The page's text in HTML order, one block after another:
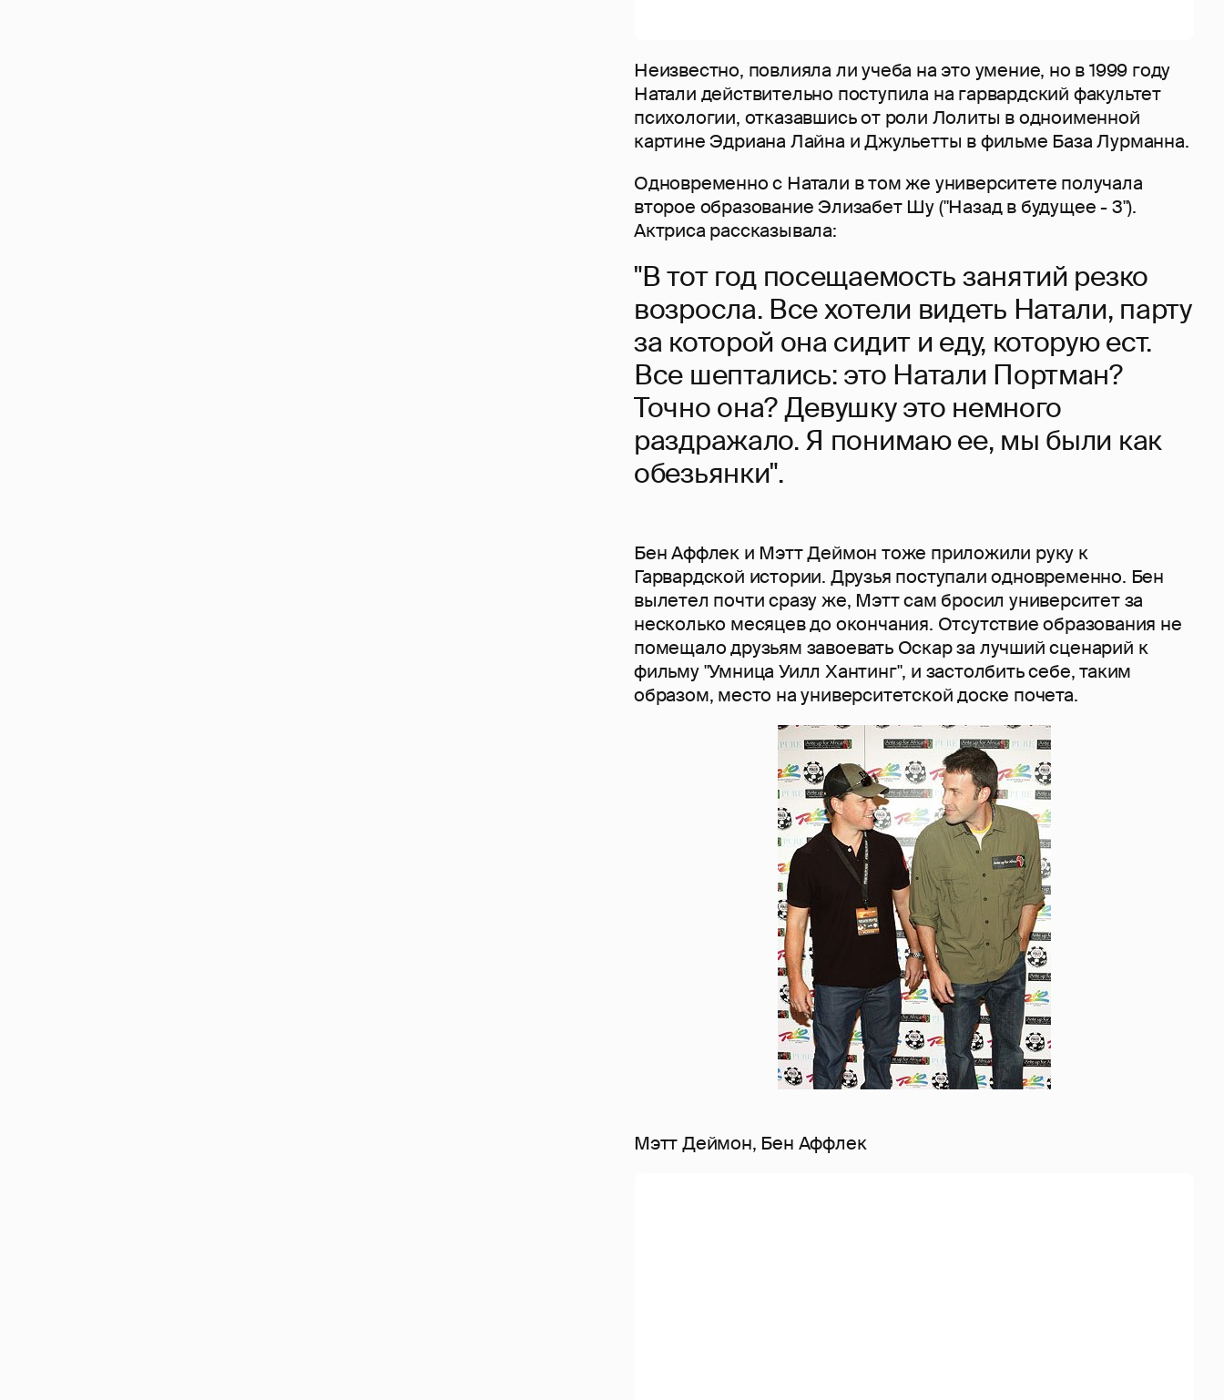
Неизвестно, повлияла ли учеба на это умение, но в 1999 году
Натали действительно поступила на гарвардский факультет
психологии, отказавшись от роли Лолиты в одноименной
картине Эдриана Лайна и Джульетты в фильме База Лурманна.
Одновременно с Натали в том же университете получала
второе образование Элизабет Шу ("Назад в будущее - 3").
Актриса рассказывала:
"В тот год посещаемость занятий резко
возросла. Все хотели видеть Натали, парту
за которой она сидит и еду, которую ест.
Все шептались: это Натали Портман?
Точно она? Девушку это немного
раздражало. Я понимаю ее, мы были как
обезьянки".
Бен Аффлек и Мэтт Деймон тоже приложили руку к
Гарвардской истории. Друзья поступали одновременно. Бен
вылетел почти сразу же, Мэтт сам бросил университет за
несколько месяцев до окончания. Отсутствие образования не
помещало друзьям завоевать Оскар за лучший сценарий к
фильму "Умница Уилл Хантинг", и застолбить себе, таким
образом, место на университетской доске почета.
Мэтт Деймон, Бен Аффлек